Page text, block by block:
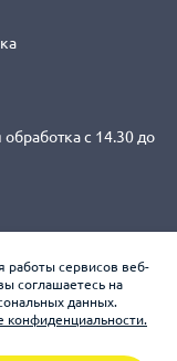
работы сервисов веб-
соглашаетесь на
данных.
конфиденциальности.
с 14.30 до